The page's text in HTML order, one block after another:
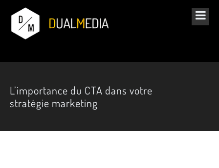
L’importance du CTA dans votre
stratégie marketing